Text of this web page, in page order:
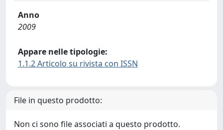
Anno
2009
Appare nelle tipologie:
1.1.2 Articolo su rivista con ISSN
File in questo prodotto:
Non ci sono file associati a questo prodotto.